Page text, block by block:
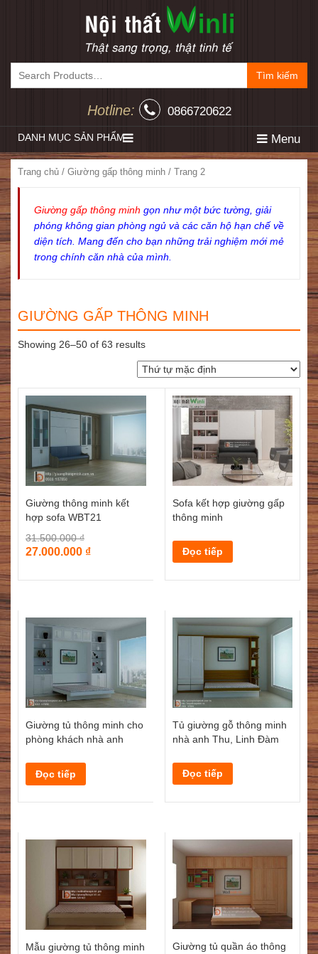
Tìm kiếm
Hotline: 0866720622
DANH MỤC SẢN PHẨM Menu
Trang chủ / Giường gấp thông minh / Trang 2
Giường gấp thông minh gọn như một bức tường, giải
phóng không gian phòng ngủ và các căn hộ hạn chế về
diện tích. Mang đến cho bạn những trải nghiệm mới mẻ
trong chính căn nhà của mình.
GIƯỜNG GẤP THÔNG MINH
Showing 26–50 of 63 results
Giường thông minh kết
hợp sofa WBT21
31.500.000₫
27.000.000 ₫
Sofa kết hợp giường gấp
thông minh
Đọc tiếp
Giường tủ thông minh cho
phòng khách nhà anh
Đọc tiếp
Tủ giường gỗ thông minh
nhà anh Thu, Linh Đàm
Đọc tiếp
Mẫu giường tủ thông minh
Giường tủ quần áo thông